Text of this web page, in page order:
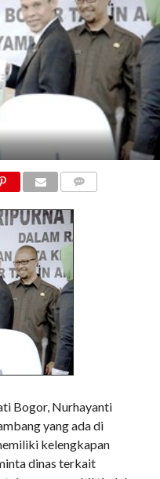
Bogor, Nurhayanti
yang ada di
kelengkapan
dinas terkait